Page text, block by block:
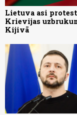
Lietuva asi
Krievijas
Kijivā